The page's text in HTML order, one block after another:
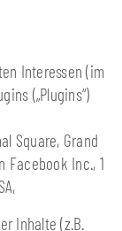
Interessen (im
(„Plugins“)
Square, Grand
Facebook Inc., 1
Inhalte (z.B.